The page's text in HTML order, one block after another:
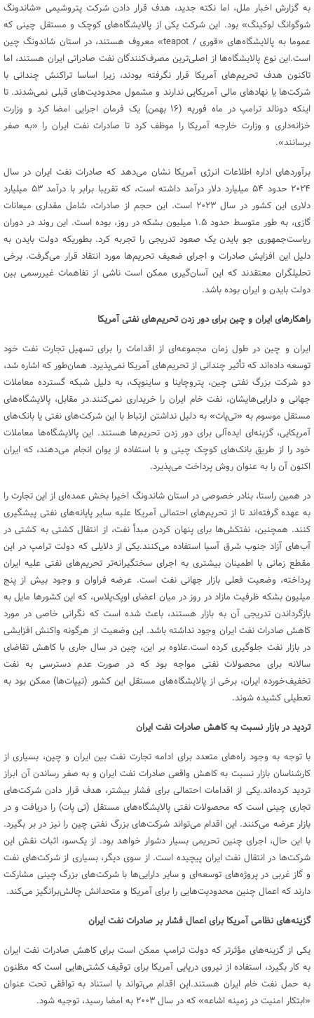
به گزارش اخبار ملل، اما نکته جدید، هدف قرار دادن شرکت پتروشیمی «شاندونگ
شوگوانگ لوکینگ» بود. این شرکت یکی از پالایشگاه‌های کوچک و مستقل چینی که
عموما به پالایشگاه‌های «قوری / teapot» معروف هستند، در استان شاندونگ چین
است.این نوع پالایشگاه‌ها از اصلی‌ترین مصرف‌کنندگان نفت صادراتی ایران هستند، اما
تاکنون هدف تحریم‌های آمریکا قرار نگرفته بودند، زیرا اساسا تراکنش چندانی با
شرکت‌ها یا نهاد‌های مالی آمریکایی ندارند و مشمول محدودیت‌های قبلی نمی‌شدند. تا
اینکه دونالد ترامپ در ماه فوریه (۱۶ بهمن) یک فرمان اجرایی امضا کرد و وزارت
خزانه‌داری و وزارت خارجه آمریکا را موظف کرد تا صادرات نفت ایران را «به صفر
برسانند».
برآورد‌های اداره اطلاعات انرژی آمریکا نشان می‌دهد که صادرات نفت ایران در سال
۲۰۲۴ حدود ۵۴ میلیارد دلار درآمد داشته است، که تقریبا برابر با درآمد ۵۳ میلیارد
دلاری این کشور در سال ۲۰۲۳ است. این حجم از صادرات، شامل مقداری میعانات
گازی، به طور متوسط حدود ۱.۵ میلیون بشکه در روز، بوده است. این روند در دوران
ریاست‌جمهوری جو بایدن یک صعود تدریجی را تجربه کرد. بطوریکه دولت بایدن به
دلیل این افزایش صادرات و اجرای ضعیف تحریم‌ها مورد انتقاد قرار می‌گرفت. برخی
تحلیلگران معتقدند که این آسان‌گیری ممکن است ناشی از تفاهمات غیررسمی بین
دولت بایدن و ایران بوده باشد.
راهکار‌های ایران و چین برای دور زدن تحریم‌های نفتی آمریکا
ایران و چین در طول زمان مجموعه‌ای از اقدامات را برای تسهیل تجارت نفت خود
توسعه داده‌اند که تأثیر چندانی از تحریم‌های آمریکا نمی‌پذیرد. همان‌طور که اشاره شد،
دو شرکت بزرگ نفتی چین، پتروچاینا و ساینوپک، به دلیل شبکه گسترده معاملات
جهانی و دارایی‌هایشان، نفت خام ایران را خریداری نمی‌کنند.در مقابل، پالایشگاه‌های
مستقل موسوم به «تی‌پات» به دلیل نداشتن ارتباط با این شرکت‌های نفتی یا بانک‌های
آمریکایی، گزینه‌ای ایده‌آلی برای دور زدن تحریم‌ها هستند. این پالایشگاه‌ها معاملات
خود را از طریق بانک‌های کوچک چینی و با استفاده از یوان انجام می‌دهند، که ایران
اکنون آن را به عنوان روش پرداخت می‌پذیرد.
در همین راستا، بنادر خصوصی در استان شاندونگ اخیرا بخش عمده‌ای از این تجارت را
به عهده گرفته‌اند تا از تحریم‌های احتمالی آمریکا علیه سایر پایانه‌های نفتی پیشگیری
کنند. همچنین، نفتکش‌ها برای پنهان کردن مبدأ نفت، از انتقال کشتی به کشتی در
آب‌های آزاد جنوب شرق آسیا استفاده می‌کنند.یکی از دلایلی که دولت ترامپ در این
مقطع زمانی با اطمینان بیشتری به اجرای سختگیرانه‌تر تحریم‌های نفتی علیه ایران
پرداخته، وضعیت فعلی بازار جهانی نفت است. عرضه فراوان و وجود بیش از پنج
میلیون بشکه ظرفیت مازاد در روز در میان اعضای اوپک‌پلاس، که این کشور‌ها مایل به
بازگرداندن تدریجی آن به بازار هستند، باعث شده است که نگرانی خاصی در مورد
کاهش صادرات نفت ایران وجود نداشته باشد. این وضعیت از هرگونه واکنش افزایشی
در بازار نفت جلوگیری کرده است.علاوه بر این، چین در سال جاری با کاهش تقاضای
سالانه برای محصولات نفتی مواجه بود که در صورت عدم دسترسی به نفت
تخفیف‌خورده ایران، برخی از پالایشگاه‌های مستقل این کشور (تیپات‌ها) ممکن بود به
تعطیلی کشیده شوند.
تردید در بازار نسبت به کاهش صادرات نفت ایران
با توجه به وجود راه‌های متعدد برای ادامه تجارت نفت بین ایران و چین، بسیاری از
کارشناسان بازار نسبت به کاهش واقعی صادرات نفت ایران و به صفر رساندن آن ابراز
تردید کرده‌اند.یکی از اقدامات احتمالی برای فشار بیشتر، هدف قرار دادن شرکت‌های
تجاری چینی است که محصولات نفتی پالایشگاه‌های مستقل (تی پات) را دریافت و در
بازار عرضه می‌کنند. این اقدام می‌تواند شرکت‌های بزرگ نفتی چین را نیز در بر بگیرد.
با این حال، اجرای چنین تحریمی بسیار دشوار خواهد بود. از یک‌سو، اثبات نقش این
شرکت‌ها در انتقال نفت ایران پیچیده است. از سوی دیگر، بسیاری از شرکت‌های نفت
و گاز غربی در پروژه‌های توسعه‌ای و سایر دارایی‌ها با شرکت‌های بزرگ چینی مشارکت
دارند که اعمال چنین محدودیت‌هایی را برای آمریکا و متحدانش چالش‌برانگیز می‌کند.
گزینه‌های نظامی آمریکا برای اعمال فشار بر صادرات نفت ایران
یکی از گزینه‌های مؤثرتر که دولت ترامپ ممکن است برای کاهش صادرات نفت ایران
به کار بگیرد، استفاده از نیروی دریایی آمریکا برای توقیف کشتی‌هایی است که مظنون
به حمل نفت خام ایران هستند.این اقدام می‌تواند با استناد به توافقی تحت عنوان
«ابتکار امنیت در زمینه اشاعه» که در سال ۲۰۰۳ به امضا رسید، توجیه شود.